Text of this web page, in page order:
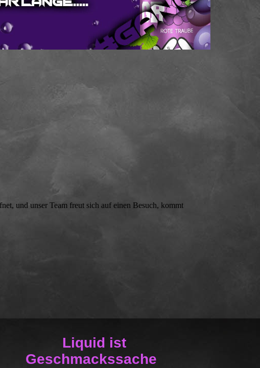
und unser Team freut sich auf einen Besuch, kommt
Liquid ist
Geschmackssache